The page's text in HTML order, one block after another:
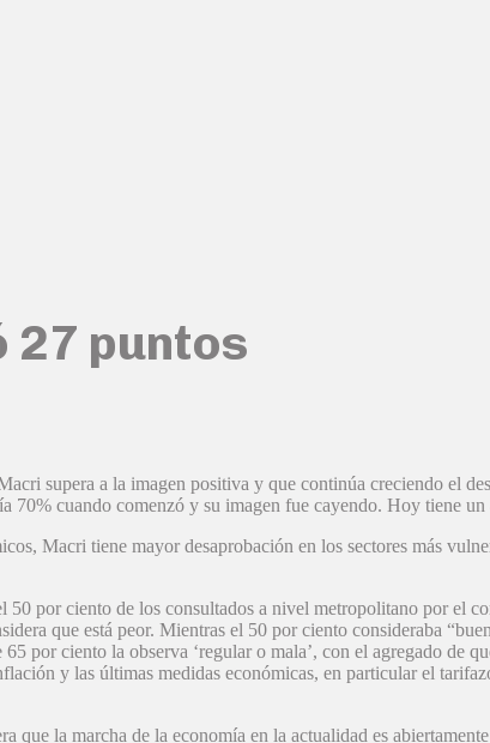
27 puntos
supera a la imagen positiva y que continúa creciendo el
cuando comenzó y su imagen fue cayendo. Hoy tiene
Macri tiene mayor desaprobación en los sectores más
por ciento de los consultados a nivel metropolitano por el
que está peor. Mientras el 50 por ciento consideraba
por ciento la observa ‘regular o mala’, con el agregado de
y las últimas medidas económicas, en particular el
que la marcha de la economía en la actualidad es